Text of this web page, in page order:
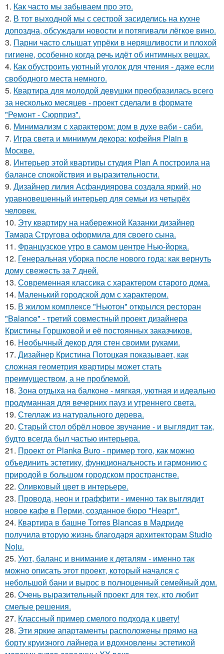
1. Как часто мы забываем про это.
2. В тот выходной мы с сестрой засиделись на кухне
допоздна, обсуждали новости и потягивали лёгкое вино.
3. Парни часто слышат упрёки в неряшливости и плохой
гигиене, особенно когда речь идёт об интимных вещах.
4. Как обустроить уютный уголок для чтения - даже если
свободного места немного.
5. Квартира для молодой девушки преобразилась всего
за несколько месяцев - проект сделали в формате
"Ремонт - Сюрприз".
6. Минимализм с характером: дом в духе ваби - саби.
7. Игра света и минимум декора: кофейня Plain в
Москве.
8. Интерьер этой квартиры студия Plan A построила на
балансе спокойствия и выразительности.
9. Дизайнер лилия Асфандиярова создала яркий, но
уравновешенный интерьер для семьи из четырёх
человек.
10. Эту квартиру на набережной Казанки дизайнер
Тамара Стругова оформила для своего сына.
11. Французское утро в самом центре Нью-йорка.
12. Генеральная уборка после нового года: как вернуть
дому свежесть за 7 дней.
13. Современная классика с характером старого дома.
14. Маленький городской дом с характером.
15. В жилом комплексе "Ньютон" открылся ресторан
"Balance" - третий совместный проект дизайнера
Кристины Горшковой и её постоянных заказчиков.
16. Необычный декор для стен своими руками.
17. Дизайнер Кристина Потоцкая показывает, как
сложная геометрия квартиры может стать
преимуществом, а не проблемой.
18. Зона отдыха на балконе - мягкая, уютная и идеально
продуманная для вечерних пауз и утреннего света.
19. Стеллаж из натурального дерева.
20. Старый стол обрёл новое звучание - и выглядит так,
будто всегда был частью интерьера.
21. Проект от Planka Buro - пример того, как можно
объединить эстетику, функциональность и гармонию с
природой в большом городском пространстве.
22. Оливковый цвет в интерьере.
23. Провода, неон и граффити - именно так выглядит
новое кафе в Перми, созданное бюро "Неарт".
24. Квартира в башне Torres Blancas в Мадриде
получила вторую жизнь благодаря архитекторам Studio
Noju.
25. Уют, баланс и внимание к деталям - именно так
можно описать этот проект, который начался с
небольшой бани и вырос в полноценный семейный дом.
26. Очень выразительный проект для тех, кто любит
смелые решения.
27. Классный пример смелого подхода к цвету!
28. Эти яркие апартаменты расположены прямо на
борту круизного лайнера и вдохновлены эстетикой